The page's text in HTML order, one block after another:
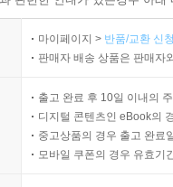
외된 자들의 대장장이 359
오늘의 창작자들 359
기 361
함정 366
마이페이지 > 반품/교환 신
판매자 배송 상품은 판매자
출고 완료 후 10일 이내의
디지털 콘텐츠인 eBook의
중고상품의 경우 출고 완료
모바일 쿠폰의 경우 유효기